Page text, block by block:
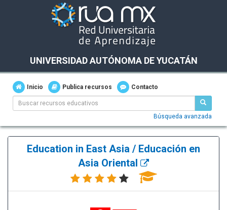
UNIVERSIDAD AUTÓNOMA DE YUCATÁN
Inicio Publica recursos Contacto
Búsqueda avanzada
Education in East Asia / Educación en
Asia Oriental